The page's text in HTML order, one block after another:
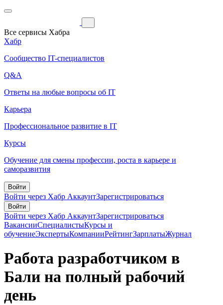
Все сервисы Хабра
Хабр
Сообщество IT-специалистов
Q&A
Ответы на любые вопросы об IT
Карьера
Профессиональное развитие в IT
Курсы
Обучение для смены профессии, роста в карьере и
саморазвития
Войти
Войти через Хабр АккаунтЗарегистрироваться
Войти
Войти через Хабр АккаунтЗарегистрироваться
ВакансииСпециалистыКурсы и
обучениеЭкспертыКомпанииРейтингЗарплатыЖурнал
Работа разработчиком в
Бали на полный рабочий
день